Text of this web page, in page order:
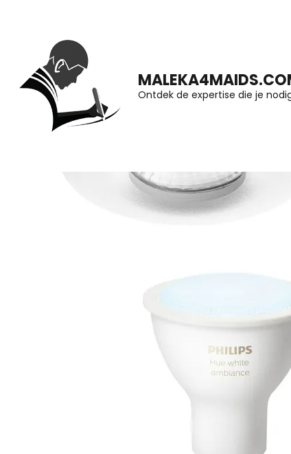
inhoud
(druk
Ontdek de expertise die je